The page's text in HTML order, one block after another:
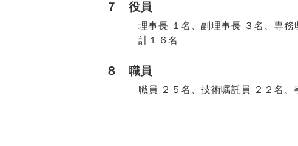
７ 役員
理事長 １名、副理事長 ３名、専
計１６名
８ 職員
職員 ２５名、技術嘱託員 ２２名